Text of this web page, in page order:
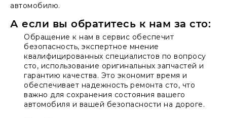
автомобилю.
А если вы обратитесь к нам за сто:
Обращение к нам в сервис обеспечит
безопасность, экспертное мнение
квалифицированных специалистов по вопросу
сто, использование оригинальных запчастей и
гарантию качества. Это экономит время и
обеспечивает надежность ремонта сто, что
важно для сохранения состояния вашего
автомобиля и вашей безопасности на дороге.